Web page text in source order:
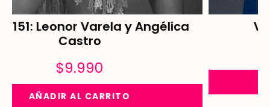
Velvet 150: Don Francisco
AÑADIR AL CARRITO